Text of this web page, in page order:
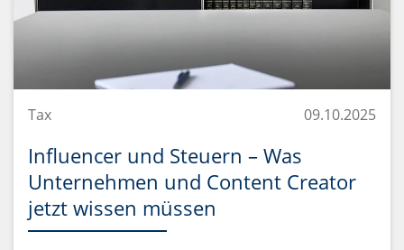
Tax 09.10.2025
Influencer und Steuern – Was
Unternehmen und Content Creator
jetzt wissen müssen